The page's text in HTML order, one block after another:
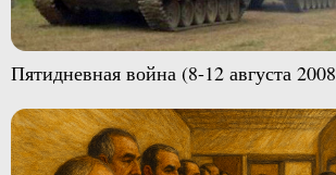
Пятидневная война (8-12 августа